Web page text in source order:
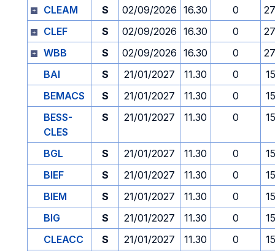
CLEAM
S 02/09/2026 16.30 0
CLEF
S 02/09/2026 16.30 0
WBB
S 02/09/2026 16.30 0
BAI
S 21/01/2027 11.30 0
BEMACS
S 21/01/2027 11.30 0
BESS-
CLES
S 21/01/2027 11.30 0
BGL S 21/01/2027 11.30 0
BIEF
S 21/01/2027 11.30 0
BIEM
S 21/01/2027 11.30 0
BIG
S 21/01/2027 11.30 0
CLEACC
S 21/01/2027 11.30 0